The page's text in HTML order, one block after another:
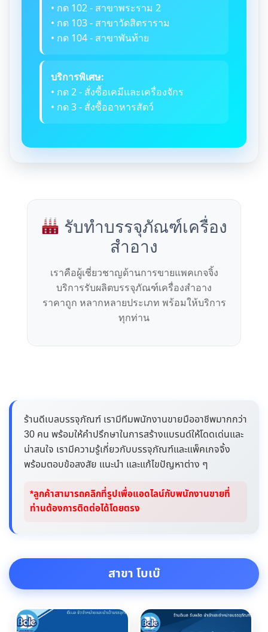
• กด 102 - สาขาพระราม 2
• กด 103 - สาขาวัดสิตราราม
• กด 104 - สาขาพันท้าย
บริการพิเศษ:
• กด 2 - สั่งซื้อเคมีและเครื่องจักร
• กด 3 - สั่งซื้ออาหารสัตว์
รับทำบรรจุภัณฑ์เครื่อง
สำอาง
เราคือผู้เชี่ยวชาญด้านการขายแพคเกจจิ้ง
บริการรับผลิตบรรจุภัณฑ์เครื่องสำอาง
ราคาถูก หลากหลายประเภท พร้อมให้บริการ
ทุกท่าน
ร้านดีเบลบรรจุภัณฑ์ เรามีทีมพนักงานขายมืออาชีพมากกว่า
30 คน พร้อมให้คำปรึกษาในการสร้างแบรนด์ให้โดดเด่นและ
น่าสนใจ เรามีความรู้เกี่ยวกับบรรจุภัณฑ์และแพ็คเกจจิ้ง
พร้อมตอบข้อสงสัย แนะนำ และแก้ไขปัญหาต่าง ๆ
*ลูกค้าสามารถคลิกที่รูปเพื่อแอดไลน์กับพนักงานขายที่
ท่านต้องการติดต่อได้โดยตรง
สาขา โบเบ๊